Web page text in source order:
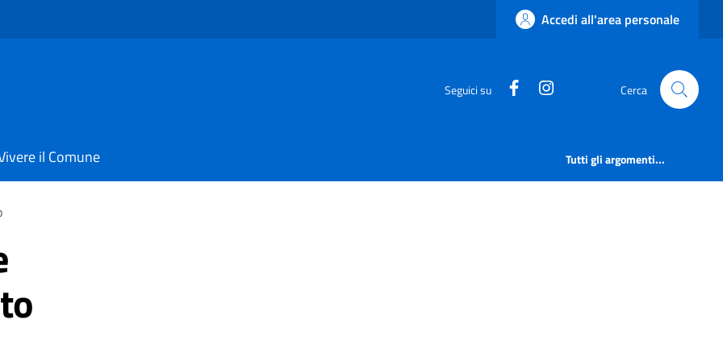
Accedi all'area personale
Seguici su https://www.facebook.com/
https:// Cerca
il Comune Tutti gli argomenti...